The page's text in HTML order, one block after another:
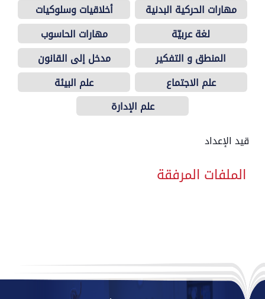
مهارات الحركية البدنية
والذهنية
أخلاقيات وسلوكيات
المهنة
لغة عربيّة
مهارات الحاسوب
المنطق و التفكير
العلمي
مدخل إلى القانون
علم الاجتماع
علم البيئة
علم الإدارة
قيد الإعداد
الملفات المرفقة